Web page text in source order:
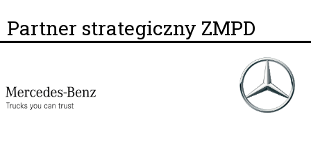
Partner strategiczny ZMPD